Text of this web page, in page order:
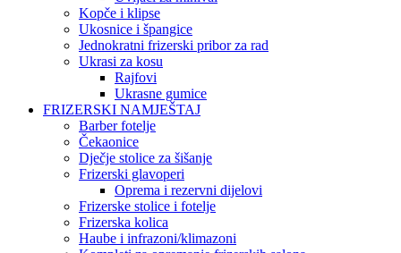
Kopče i klipse
Ukosnice i špangice
Jednokratni frizerski pribor za rad
Ukrasi za kosu
Rajfovi
Ukrasne gumice
FRIZERSKI NAMJEŠTAJ
Barber fotelje
Čekaonice
Dječje stolice za šišanje
Frizerski glavoperi
Oprema i rezervni dijelovi
Frizerske stolice i fotelje
Frizerska kolica
Haube i infrazoni/klimazoni